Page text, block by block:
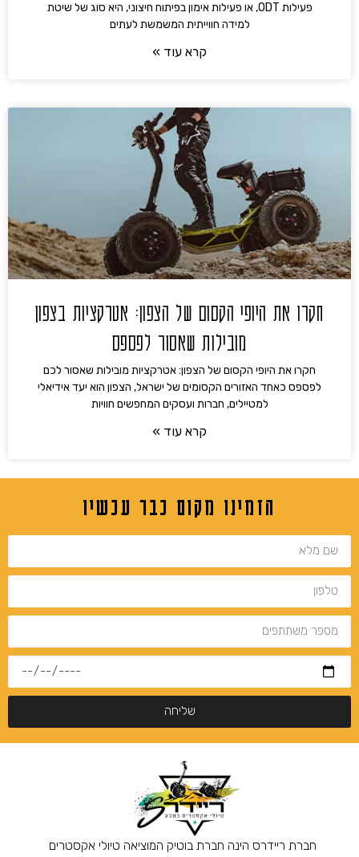
פעילות ODT, או פעילות אימון בפיתוח חיצוני, היא סוג של שיטת
למידה חווייתית המשמשת לעתים
קרא עוד »
חקרו את היופי הקסום של הצפון: אטרקציות בצפון
מובילות שאסור לפספס
חקרו את היופי הקסום של הצפון: אטרקציות מובילות שאסור לכם
לפספס כאחד האזורים הקסומים של ישראל, הצפון הוא יעד אידיאלי
למטיילים, חברות ועסקים המחפשים חוויות
קרא עוד »
הזמינו מקום כבר עכשיו
שליחה
חברת ריידרס הינה חברת בוטיק המוציאה טיולי אקסטרים